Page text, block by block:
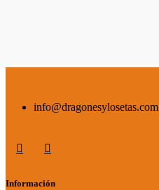
info@dragonesylosetas.com
Información